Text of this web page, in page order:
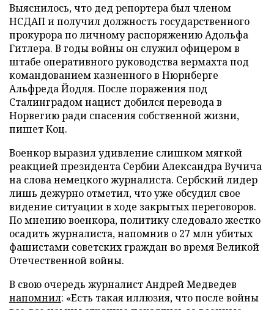
Выяснилось, что дед репортера был членом
НСДАП и получил должность государственного
прокурора по личному распоряжению Адольфа
Гитлера. В годы войны он служил офицером в
штабе оперативного руководства вермахта под
командованием казненного в Нюрнберге
Альфреда Йодля. После поражения под
Сталинградом нацист добился перевода в
Норвегию ради спасения собственной жизни,
пишет Коц.
Военкор выразил удивление слишком мягкой
реакцией президента Сербии Александра Вучича
на слова немецкого журналиста. Сербский лидер
лишь дежурно отметил, что уже обсудил свое
видение ситуации в ходе закрытых переговоров.
По мнению военкора, политику следовало жестко
осадить журналиста, напомнив о 27 млн убитых
фашистами советских граждан во время Великой
Отечественной войны.
В свою очередь журналист Андрей Медведев
напомнил: «Есть такая иллюзия, что после войны